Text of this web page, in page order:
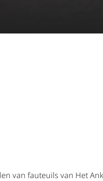
van fauteuils van Het